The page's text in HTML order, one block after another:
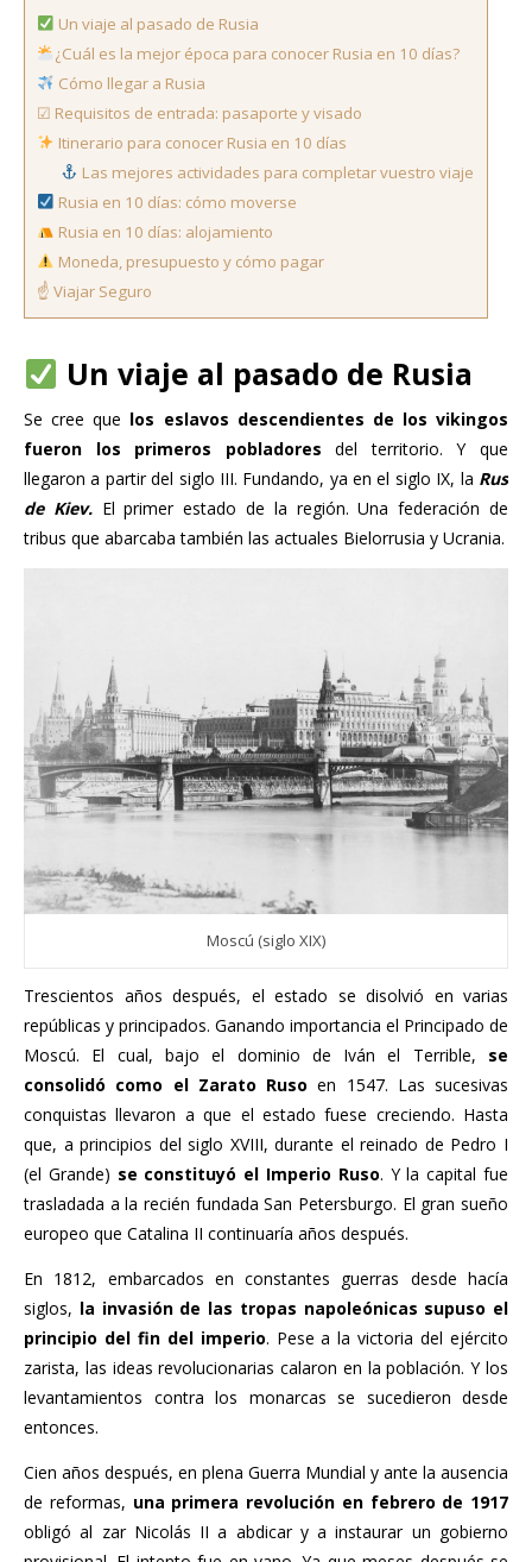
Un viaje al pasado de Rusia
¿Cuál es la mejor época para conocer Rusia en 10 días?
Cómo llegar a Rusia
☑ Requisitos de entrada: pasaporte y visado
Itinerario para conocer Rusia en 10 días
Las mejores actividades para completar vuestro viaje
Rusia en 10 días: cómo moverse
Rusia en 10 días: alojamiento
Moneda, presupuesto y cómo pagar
☝️ Viajar Seguro
Un viaje al pasado de Rusia
Se cree que los eslavos descendientes de los vikingos
fueron los primeros pobladores del territorio. Y que
llegaron a partir del siglo III. Fundando, ya en el siglo IX, la Rus
de Kiev.El primer estado de la región. Una federación de
tribus que abarcaba también las actuales Bielorrusia y Ucrania.
Moscú (siglo XIX)
Trescientos años después, el estado se disolvió en varias
repúblicas y principados. Ganando importancia el Principado de
Moscú. El cual, bajo el dominio de Iván el Terrible, se
consolidó como el Zarato Ruso en 1547. Las sucesivas
conquistas llevaron a que el estado fuese creciendo. Hasta
que, a principios del siglo XVIII, durante el reinado de Pedro I
(el Grande) se constituyó el Imperio Ruso. Y la capital fue
trasladada a la recién fundada San Petersburgo. El gran sueño
europeo que Catalina II continuaría años después.
En 1812, embarcados en constantes guerras desde hacía
siglos, la invasión de las tropas napoleónicas supuso el
principio del fin del imperio. Pese a la victoria del ejército
zarista, las ideas revolucionarias calaron en la población. Y los
levantamientos contra los monarcas se sucedieron desde
entonces.
Cien años después, en plena Guerra Mundial y ante la ausencia
de reformas, una primera revolución en febrero de 1917
obligó al zar Nicolás II a abdicar y a instaurar un gobierno